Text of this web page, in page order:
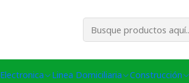
Electronica Linea Domiciliaria Construcción